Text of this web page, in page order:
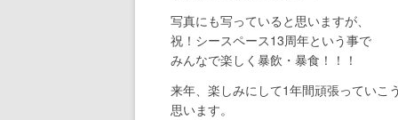
写真にも写っていると思いますが、
祝！シースペース13周年という事で
みんなで楽しく暴飲・暴食！！！
来年、楽しみにして1年間頑張っていこ
思います。